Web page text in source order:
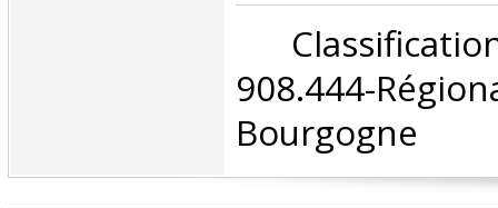
908.444-
Bourgogne‎